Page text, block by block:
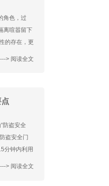
角色，过
离喧嚣留下
的存在，更
> 阅读全文
防盗安全
盗安全门
分钟内利用
> 阅读全文